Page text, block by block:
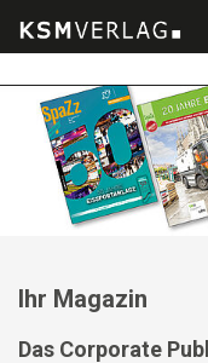
Inhalt
springen
Ihr Magazin
Das Corporate